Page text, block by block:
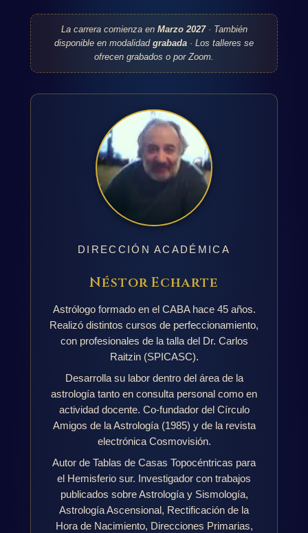
La carrera comienza en Marzo 2027· También
disponible en modalidad grabada · Los talleres se
ofrecen grabados o por Zoom.
DIRECCIÓN ACADÉMICA
Néstor Echarte
Astrólogo formado en el CABA hace 45 años.
Realizó distintos cursos de perfeccionamiento,
con profesionales de la talla del Dr. Carlos
Raitzin (SPICASC).
Desarrolla su labor dentro del área de la
astrología tanto en consulta personal como en
actividad docente. Co-fundador del Círculo
Amigos de la Astrología (1985) y de la revista
electrónica Cosmovisión.
Autor de Tablas de Casas Topocéntricas para
el Hemisferio sur. Investigador con trabajos
publicados sobre Astrología y Sismología,
Astrología Ascensional, Rectificación de la
Hora de Nacimiento, Direcciones Primarias,